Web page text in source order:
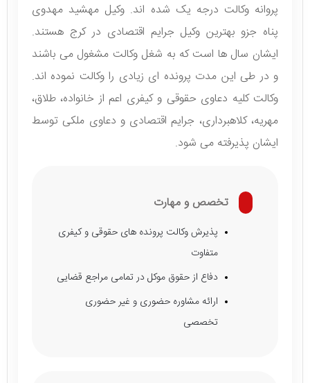
پروانه وکالت درجه یک شده اند. وکیل مهشید مهدوی
پناه جزو بهترین وکیل جرایم اقتصادی در کرج هستند.
ایشان سال ها است که به شغل وکالت مشغول می باشند
و در طی این مدت پرونده ای زیادی را وکالت نموده اند.
وکالت کلیه دعاوی حقوقی و کیفری اعم از خانواده، طلاق،
مهریه، کلاهبرداری، جرایم اقتصادی و دعاوی ملکی توسط
ایشان پذیرفته می شود.
تخصص و مهارت
پذیرش وکالت پرونده های حقوقی و کیفری
متفاوت
دفاع از حقوق موکل در تمامی مراجع قضایی
ارائه مشاوره حضوری و غیر حضوری
تخصصی